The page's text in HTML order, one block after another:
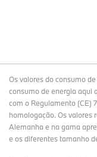
Os valores do consumo
consumo de energia aqui
com o Regulamento (CE)
homologação. Os valores
Alemanha e na gama
e os diferentes tamanho